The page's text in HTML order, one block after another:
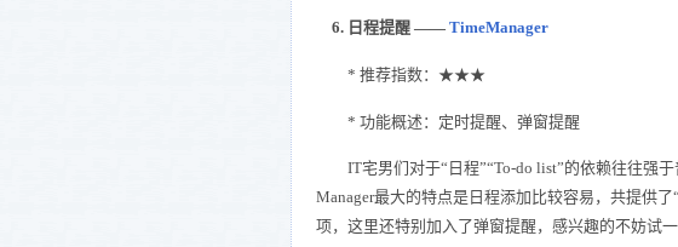
6. 日程提醒 —— TimeManager
* 推荐指数：★★★
* 功能概述：定时提醒、弹窗提醒
IT宅男们对于“日程”“To-do list”的依赖往往强于
Manager最大的特点是日程添加比较容易，共提供
项，这里还特别加入了弹窗提醒，感兴趣的不妨试一